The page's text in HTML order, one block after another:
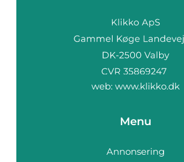
web: www.klikko.dk
Menu
Annonsering